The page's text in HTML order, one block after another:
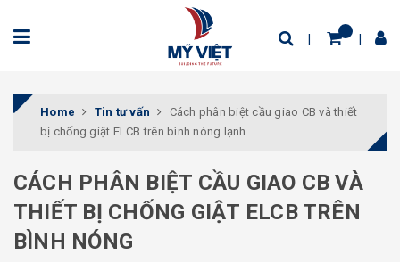
Home Tin tư vấn
Cách phân biệt cầu giao CB và thiết
bị chống giật ELCB trên bình nóng lạnh
CÁCH PHÂN BIỆT CẦU GIAO CB VÀ
THIẾT BỊ CHỐNG GIẬT ELCB TRÊN
BÌNH NÓNG